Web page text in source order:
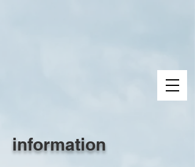
​information